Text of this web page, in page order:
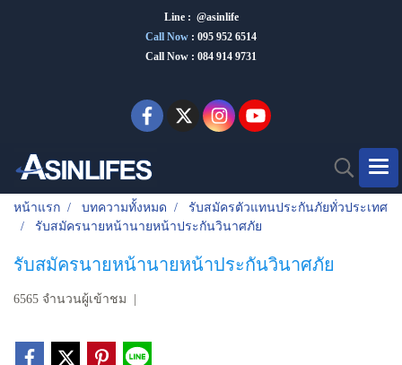
Line : @asinlife
Call Now : 095 952 6514
Call Now : 084 914 9731
หน้าแรก บทความทั้งหมด
รับสมัครตัวแทนประกันภัยทั่วประเทศ
รับสมัครนายหน้านายหน้าประกันวินาศภัย
รับสมัครนายหน้านายหน้าประกันวินาศภัย
6565 จำนวนผู้เข้าชม